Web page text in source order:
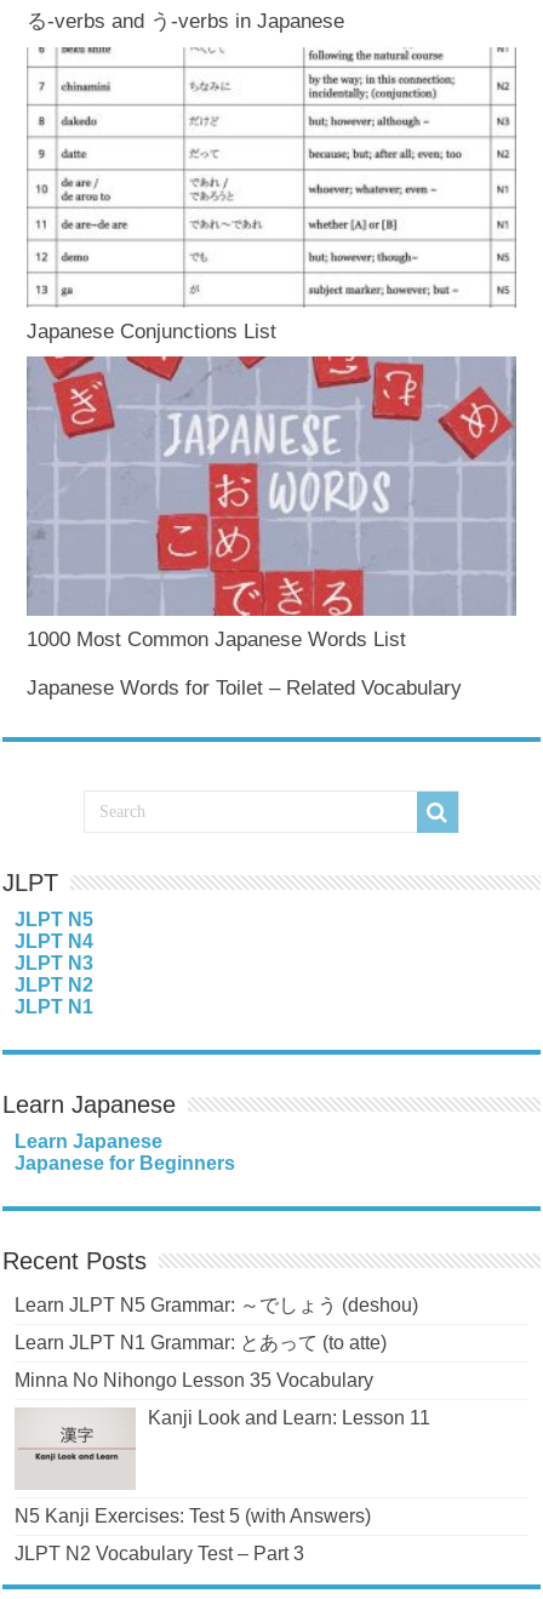
る-verbs and う-verbs in Japanese
Japanese Conjunctions List
1000 Most Common Japanese Words List
Japanese Words for Toilet – Related Vocabulary
JLPT
JLPT N5
JLPT N4
JLPT N3
JLPT N2
JLPT N1
Learn Japanese
Learn Japanese
Japanese for Beginners
Recent Posts
Learn JLPT N5 Grammar: ～でしょう (deshou)
Learn JLPT N1 Grammar: とあって (to atte)
Minna No Nihongo Lesson 35 Vocabulary
Kanji Look and Learn: Lesson 11
N5 Kanji Exercises: Test 5 (with Answers)
JLPT N2 Vocabulary Test – Part 3